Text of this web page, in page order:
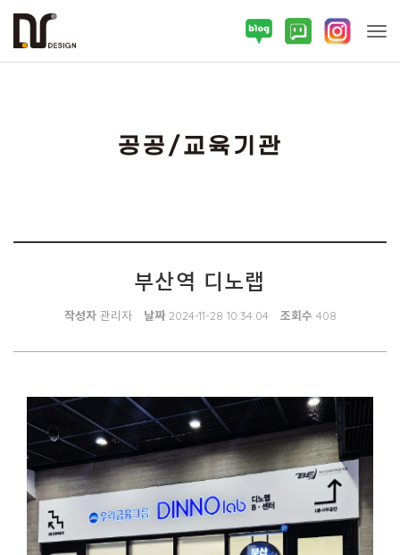
공공/교육기관
부산역 디노랩
작성자관리자 날짜2024-11-28 10:34:04 조회수 408